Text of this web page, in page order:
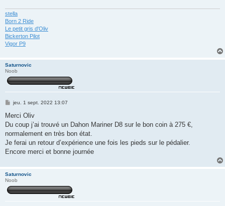
stella
Born 2 Ride
Le petit gris d'Oliv
Bickerton Pilot
Vigor P9
Saturnovic
Noob
M
s
a
g
jeu. 1 sept. 2022 13:07
Merci Oliv
Du coup j’ai trouvé un Dahon Mariner D8 sur le bon coin à 275 €,
normalement en très bon état.
Je ferai un retour d’expérience une fois les pieds sur le pédalier.
Encore merci et bonne journée
Saturnovic
Noob